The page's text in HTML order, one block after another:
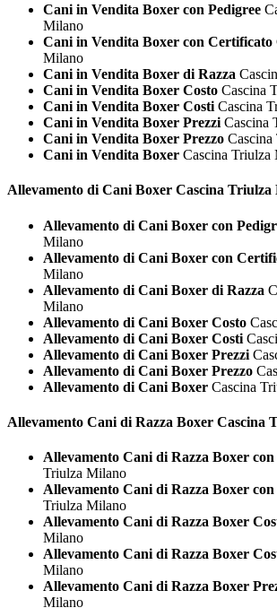
Cani in Vendita Boxer con Pedigree
Milano
Cani in Vendita Boxer con Certificato
Milano
Cani in Vendita Boxer di Razza
Cani in Vendita Boxer Costo Cascina
Cani in Vendita Boxer Costi Cascina
Cani in Vendita Boxer Prezzi Cascina
Cani in Vendita Boxer Prezzo
Cani in Vendita Boxer Cascina Triulza
Allevamento di Cani Boxer Cascina Triulza
Allevamento di Cani Boxer con
Milano
Allevamento di Cani Boxer con
Milano
Allevamento di Cani Boxer di Razza
Milano
Allevamento di Cani Boxer Costo
Allevamento di Cani Boxer Costi
Allevamento di Cani Boxer Prezzi
Allevamento di Cani Boxer Prezzo
Allevamento di Cani Boxer Cascina
Allevamento Cani di Razza Boxer Cascina
Allevamento Cani di Razza Boxer con
Triulza Milano
Allevamento Cani di Razza Boxer
Triulza Milano
Allevamento Cani di Razza Boxer
Milano
Allevamento Cani di Razza Boxer
Milano
Allevamento Cani di Razza Boxer
Milano